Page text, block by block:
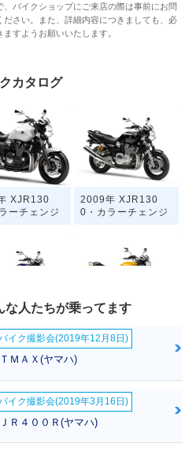
バイクショップにご来店の際は事前にお問
さい。また、詳細内容につきましても、必
すようお願いいたします。
カタログ
XJR130
ーチェンジ
2009年 XJR130
0・カラーチェンジ
XJR130
ナーチェン
2005年 XJR1300
50th Anniversary
な人たちが乗ってます
イク撮影会(2019年12月8日)
ＭＡＸ(ヤマハ)
イク撮影会(2019年3月16日)
Ｒ４００Ｒ(ヤマハ)